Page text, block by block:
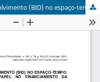
Banco Interamericano de Desenvolvimento (BID) no espaço-tempo: uma análise crítica sobre seu papel no financiamento da integração regional